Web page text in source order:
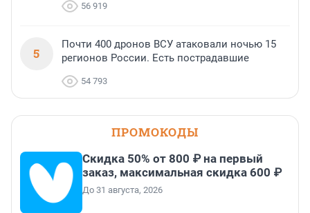
56 919
5
Почти 400 дронов ВСУ атаковали ночью 15
регионов России. Есть пострадавшие
54 793
ПРОМОКОДЫ
Скидка 50% от 800 ₽ на первый
заказ, максимальная скидка 600 ₽
До 31 августа, 2026